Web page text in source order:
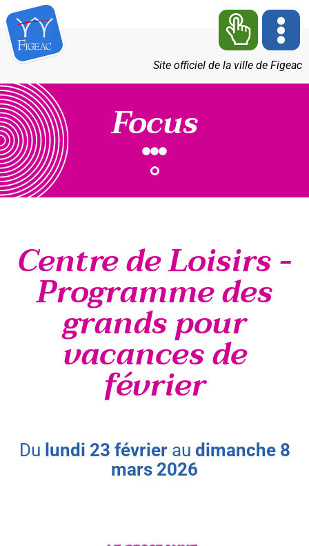
Site officiel de la ville de Figeac
Focus
Centre de Loisirs -
Programme des
grands pour
vacances de
février
du lundi 23 févrierau dimanche 8
mars 2026